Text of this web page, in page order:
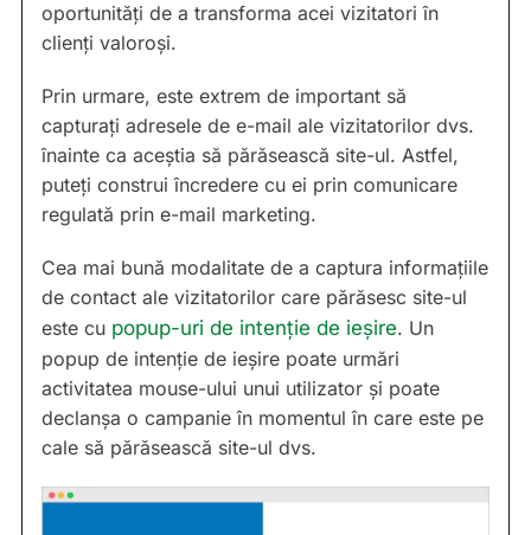
oportunități de a transforma acei vizitatori în
clienți valoroși.
Prin urmare, este extrem de important să
capturați adresele de e-mail ale vizitatorilor dvs.
înainte ca aceștia să părăsească site-ul. Astfel,
puteți construi încredere cu ei prin comunicare
regulată prin e-mail marketing.
Cea mai bună modalitate de a captura informațiile
de contact ale vizitatorilor care părăsesc site-ul
este cu popup-uri de intenție de ieșire. Un
popup de intenție de ieșire poate urmări
activitatea mouse-ului unui utilizator și poate
declanșa o campanie în momentul în care este pe
cale să părăsească site-ul dvs.